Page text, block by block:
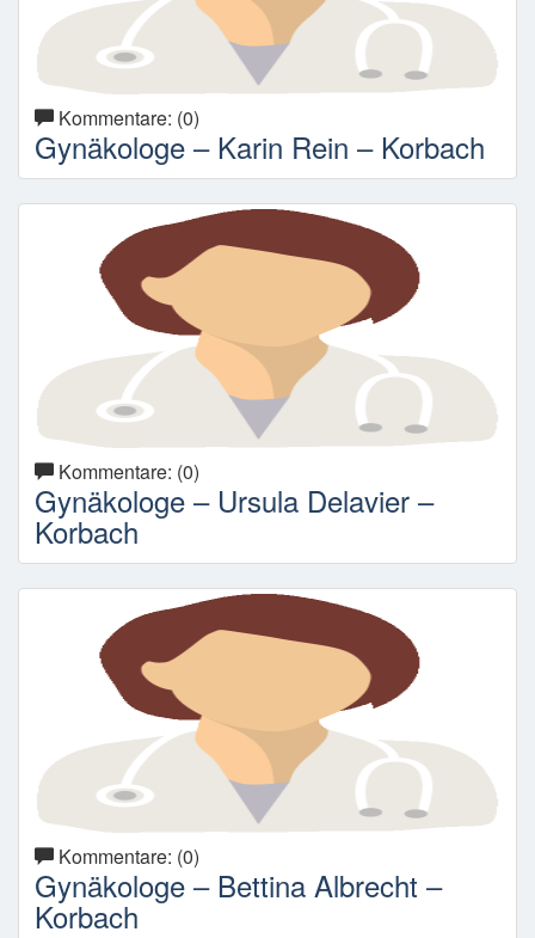
Kommentare: (0)
Gynäkologe – Karin Rein – Korbach
Kommentare: (0)
Gynäkologe – Ursula Delavier –
Korbach
Kommentare: (0)
Gynäkologe – Bettina Albrecht –
Korbach